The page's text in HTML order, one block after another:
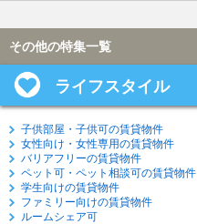
その他の特集一覧
ライフスタイル
子供部屋・子供可の賃貸物件
女性向け・女性専用の賃貸物件
バリアフリーの賃貸物件
ペット可・ペット相談可の賃貸物件
学生向けの賃貸物件
ファミリー向けの賃貸物件
ルームシェア可